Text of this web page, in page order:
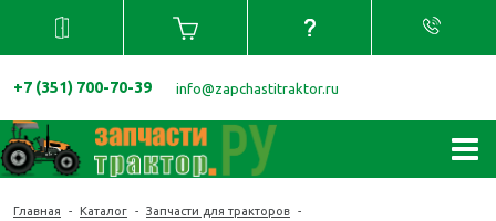
+7 (351) 700-70-39 info@zapchastitraktor.ru
Главная - Каталог - Запчасти для тракторов -